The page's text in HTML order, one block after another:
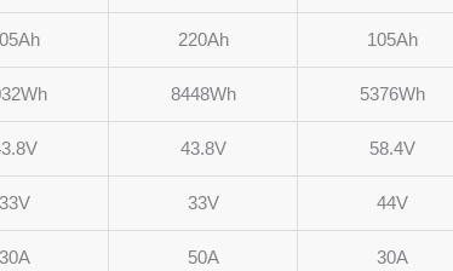
220Ah 105Ah
8448Wh 5376Wh
43.8V 58.4V
33V 33V 44V
30A 50A 30A